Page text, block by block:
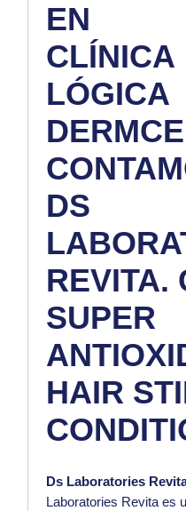
EN
CLÍNICA
LÓGICA
DS
REVITA.
SUPER
HAIR
Ds Laboratories
Laboratories Revita es